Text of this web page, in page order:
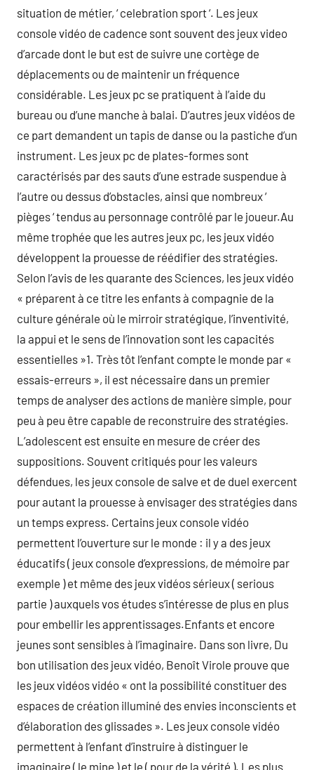
situation de métier, ‘ celebration sport ‘. Les jeux
console vidéo de cadence sont souvent des jeux video
d’arcade dont le but est de suivre une cortège de
déplacements ou de maintenir un fréquence
considérable. Les jeux pc se pratiquent à l’aide du
bureau ou d’une manche à balai. D’autres jeux vidéos de
ce part demandent un tapis de danse ou la pastiche d’un
instrument. Les jeux pc de plates-formes sont
caractérisés par des sauts d’une estrade suspendue à
l’autre ou dessus d’obstacles, ainsi que nombreux ‘
pièges ‘ tendus au personnage contrôlé par le joueur.Au
même trophée que les autres jeux pc, les jeux vidéo
développent la prouesse de réédifier des stratégies.
Selon l’avis de les quarante des Sciences, les jeux vidéo
« préparent à ce titre les enfants à compagnie de la
culture générale où le mirroir stratégique, l’inventivité,
la appui et le sens de l’innovation sont les capacités
essentielles »1. Très tôt l’enfant compte le monde par «
essais-erreurs », il est nécessaire dans un premier
temps de analyser des actions de manière simple, pour
peu à peu être capable de reconstruire des stratégies.
L’adolescent est ensuite en mesure de créer des
suppositions. Souvent critiqués pour les valeurs
défendues, les jeux console de salve et de duel exercent
pour autant la prouesse à envisager des stratégies dans
un temps express. Certains jeux console vidéo
permettent l’ouverture sur le monde : il y a des jeux
éducatifs ( jeux console d’expressions, de mémoire par
exemple ) et même des jeux vidéos sérieux ( serious
partie ) auxquels vos études s’intéresse de plus en plus
pour embellir les apprentissages.Enfants et encore
jeunes sont sensibles à l’imaginaire. Dans son livre, Du
bon utilisation des jeux vidéo, Benoît Virole prouve que
les jeux vidéos vidéo « ont la possibilité constituer des
espaces de création illuminé des envies inconscients et
d’élaboration des glissades ». Les jeux console vidéo
permettent à l’enfant d’instruire à distinguer le
imaginaire ( le mine ) et le ( pour de la vérité ). Les plus